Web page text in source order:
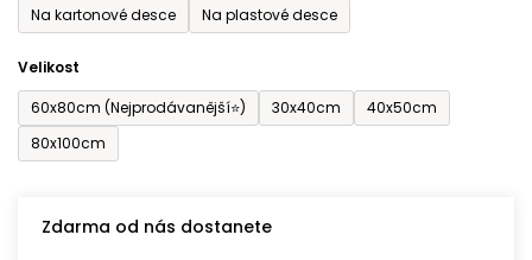
Na kartonové desce
Na plastové desce
Velikost
60x80cm (Nejprodávanější⭐)
30x40cm
40x50cm
80x100cm
Zdarma od nás dostanete